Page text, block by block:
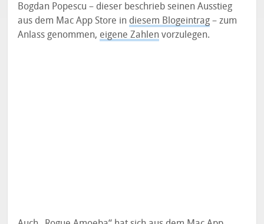
Bogdan Popescu – dieser beschrieb seinen Ausstieg
aus dem Mac App Store in diesem Blogeintrag – zum
Anlass genommen, eigene Zahlen vorzulegen.